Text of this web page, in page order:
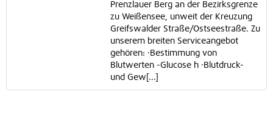
Prenzlauer Berg an der Bezirksgrenze
zu Weißensee, unweit der Kreuzung
Greifswalder Straße/Ostseestraße. Zu
unserem breiten Serviceangebot
gehören: ·Bestimmung von
Blutwerten -Glucose h ·Blutdruck-
und Gew[...]